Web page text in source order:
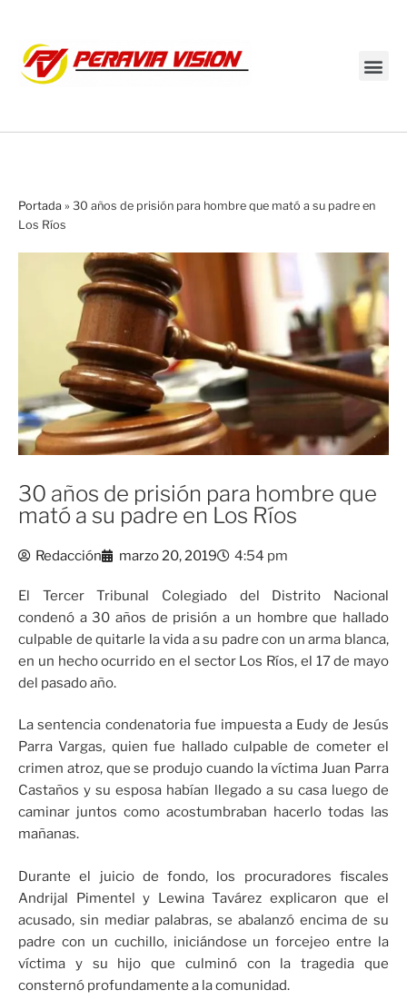
Portada » 30 años de prisión para hombre que mató a su padre en
Los Ríos
30 años de prisión para hombre que
mató a su padre en Los Ríos
Redacción marzo 20, 2019 4:54 pm
El Tercer Tribunal Colegiado del Distrito Nacional
condenó a 30 años de prisión a un hombre que hallado
culpable de quitarle la vida a su padre con un arma blanca,
en un hecho ocurrido en el sector Los Ríos, el 17 de mayo
del pasado año.
La sentencia condenatoria fue impuesta a Eudy de Jesús
Parra Vargas, quien fue hallado culpable de cometer el
crimen atroz, que se produjo cuando la víctima Juan Parra
Castaños y su esposa habían llegado a su casa luego de
caminar juntos como acostumbraban hacerlo todas las
mañanas.
Durante el juicio de fondo, los procuradores fiscales
Andrijal Pimentel y Lewina Tavárez explicaron que el
acusado, sin mediar palabras, se abalanzó encima de su
padre con un cuchillo, iniciándose un forcejeo entre la
víctima y su hijo que culminó con la tragedia que
consternó profundamente a la comunidad.